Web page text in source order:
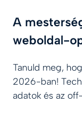
A
weboldal-
Tanuld meg,
2026-ban!
adatok és az